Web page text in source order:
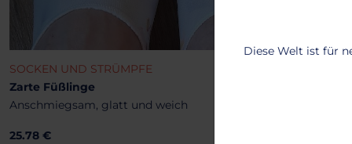
Diese Welt ist für
SOCKEN UND STRÜMPFE
Zarte Füßlinge
Anschmiegsam, glatt und weich
25.78 €